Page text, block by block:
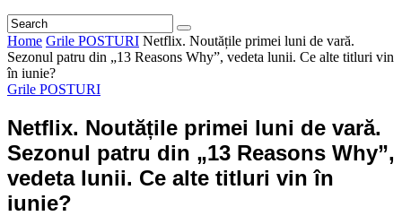
Home Grile POSTURI Netflix. Noutățile primei luni de vară.
Sezonul patru din „13 Reasons Why”, vedeta lunii. Ce alte titluri vin
în iunie?
Grile POSTURI
Netflix. Noutățile primei luni de vară.
Sezonul patru din „13 Reasons Why”,
vedeta lunii. Ce alte titluri vin în
iunie?